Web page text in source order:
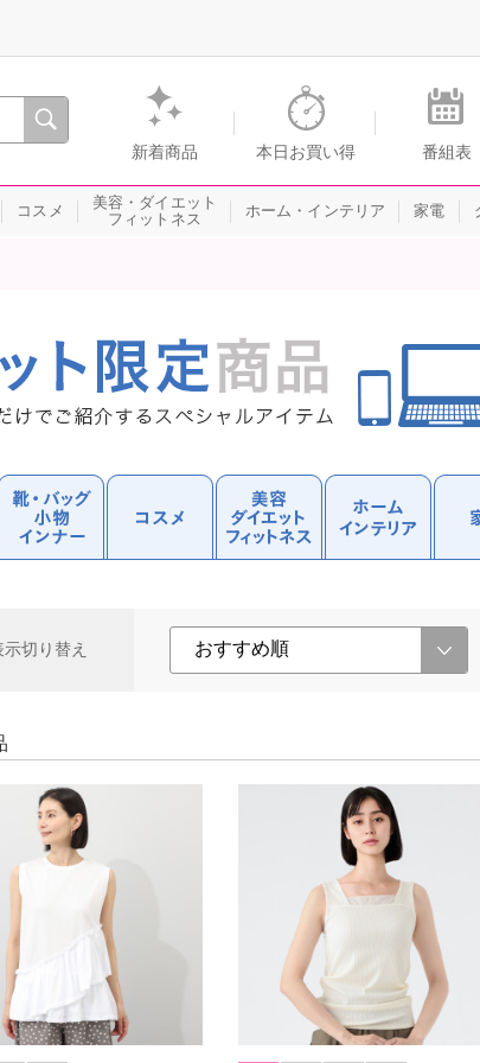
通販・テレビショッピングのショップチャンネル
新着商品 本日お買い得 番組表
コスメ
美容・ダイエット
フィットネス
ホーム・インテリア 家電
示切り替え